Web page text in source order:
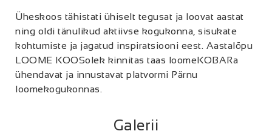
Üheskoos tähistati ühiselt tegusat ja loovat aastat
ning oldi tänulikud aktiivse kogukonna, sisukate
kohtumiste ja jagatud inspiratsiooni eest. Aastalõpu
LOOME KOOSolek kinnitas taas loomeKOBARa
ühendavat ja innustavat platvormi Pärnu
loomekogukonnas.
Galerii